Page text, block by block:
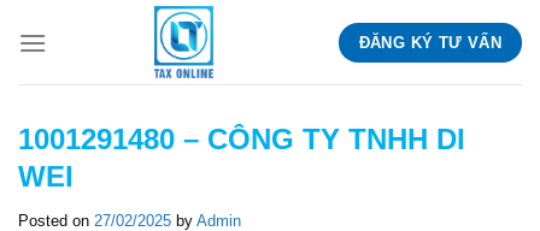
ĐĂNG KÝ TƯ VẤN
1001291480 – CÔNG TY TNHH DI
WEI
Posted on 27/02/2025 by Admin